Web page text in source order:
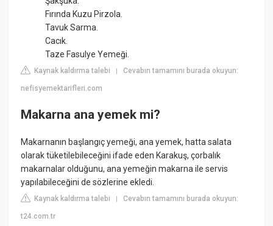
Fırında Kuzu Pirzola.
Tavuk Sarma.
Cacık.
Taze Fasulye Yemeği.
Kaynak kaldırma talebi |Cevabın tamamını burada okuyun:
nefisyemektarifleri.com
Makarna ana yemek mi?
Makarnanın başlangıç yemeği, ana yemek, hatta salata
olarak tüketilebileceğini ifade eden Karakuş, çorbalık
makarnalar olduğunu, ana yemeğin makarna ile servis
yapılabileceğini de sözlerine ekledi.
Kaynak kaldırma talebi |Cevabın tamamını burada okuyun:
t24.com.tr